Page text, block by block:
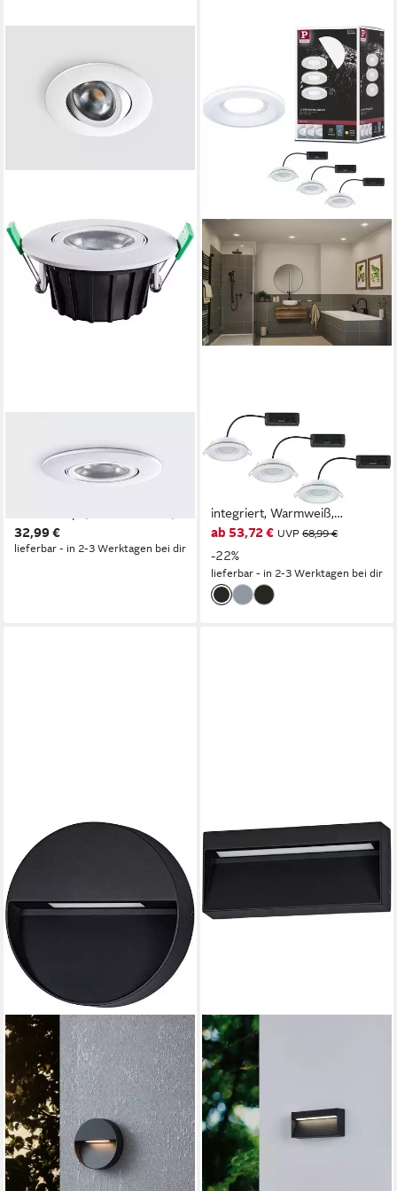
LED Einbaustrahler DL8002,
Dimmfunktion, LED fest
LED-Downlight, schwenk- und
dimmbar
32,99 €
lieferbar - in 2-3 Werktagen bei dir
PAULMANN
LED Einbauleuchte LED
Einbauleuchte Sormus IP65
rund 100mm, LED fest
integriert, Warmweiß,
Memoryfunktion
ab 53,72 € UVP 68,99 €
-22%
lieferbar - in 2-3 Werktagen bei dir